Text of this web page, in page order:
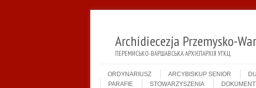
Archidiecezja Przemysko-
ПЕРЕМИСЬКО-ВАРШАВСЬКА АРХІЄПАРХІЯ УГКЦ
Menu
ORDYNARIUSZ
ARCYBISKUP SENIOR
PARAFIE
STOWARZYSZENIA